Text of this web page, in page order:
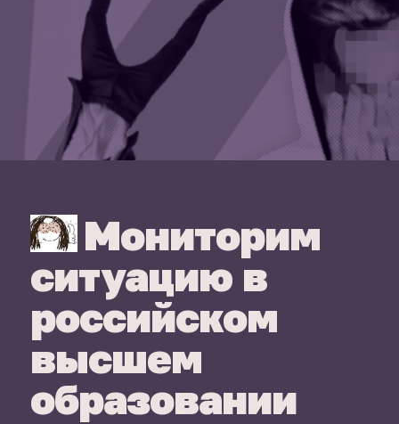
Мониторим
ситуацию в
российском
высшем
образовании